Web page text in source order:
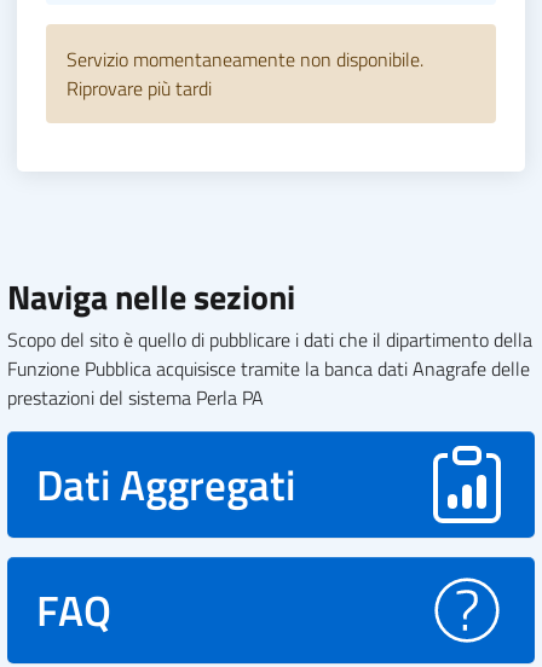
Servizio momentaneamente non disponibile.
Riprovare più tardi
Naviga nelle sezioni
Scopo del sito è quello di pubblicare i dati che il dipartimento della
Funzione Pubblica acquisisce tramite la banca dati Anagrafe delle
prestazioni del sistema Perla PA
Dati Aggregati
FAQ